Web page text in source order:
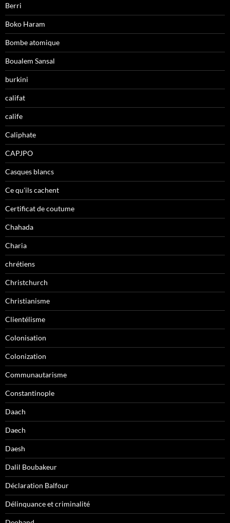
Berri
Boko Haram
Bombe atomique
Boualem Sansal
burkini
califat
calife
Caliphate
CAPJPO
Casques blancs
Ce qu'ils cachent
Certificat de coutume
Chahada
Charia
chrétiens
Christchurch
Christianisme
Clientélisme
Colonisation
Colonization
Communautarisme
Constantinople
Daach
Daech
Daesh
Dalil Boubakeur
Déclaration Balfour
Délinquance et criminalité